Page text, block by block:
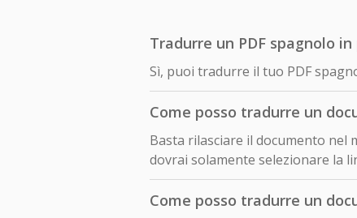
Tradurre un PDF spagnolo
Sì, puoi tradurre il tuo PDF
Come posso tradurre un
Basta rilasciare il documento
dovrai solamente selezionare la
Come posso tradurre un